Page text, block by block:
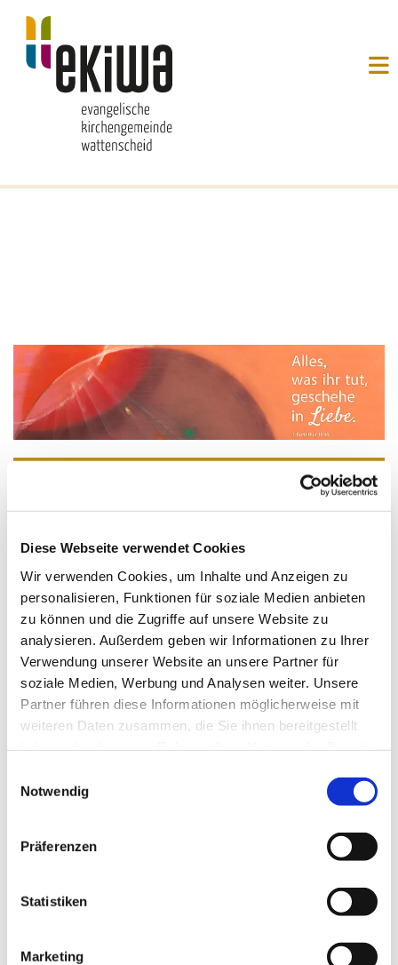
Diese Webseite verwendet Cookies
Wir verwenden Cookies, um Inhalte und Anzeigen zu
personalisieren, Funktionen für soziale Medien anbieten
zu können und die Zugriffe auf unsere Website zu
analysieren. Außerdem geben wir Informationen zu Ihrer
Verwendung unserer Website an unsere Partner für
soziale Medien, Werbung und Analysen weiter. Unsere
Partner führen diese Informationen möglicherweise mit
weiteren Daten zusammen, die Sie ihnen bereitgestellt
Notwendig
Präferenzen
Statistiken
Marketing
Verlag am Birnbach - Motiv von
Stefanie Bahlinger, Mössingen
Kirchcafé
DIENSTAG 10-12 UHR, Gemeindezentrum Alte
Kirche Foyer
Gemeindezentrums
Alte Kirche. Im
Hintergrund Bilder aus
"Eidoformas - eine
Variable für ..." der
Templin-Glees.
Die Gastgeberinnen:
Barbara Gretzki und